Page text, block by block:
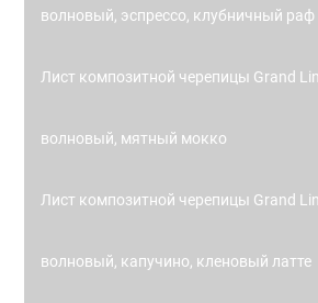
волновый, эспрессо, клубничный раф
Лист композитной черепицы Grand
волновый, мятный мокко
Лист композитной черепицы Grand
волновый, капучино, кленовый латте